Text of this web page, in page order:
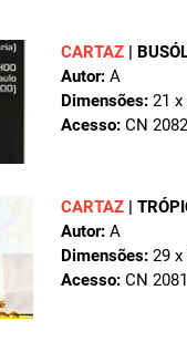
CARTAZ
Autor: A
Dimensões: 21
Acesso: CN 2082
CARTAZ
Autor: A
Dimensões: 29
Acesso: CN 2081